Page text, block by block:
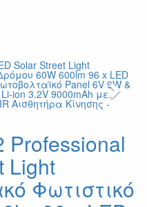
Next
Professional
Light
Φωτιστικό